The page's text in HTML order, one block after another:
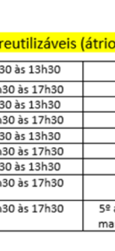
Banco de
Recursos
de
Formação com
a BE